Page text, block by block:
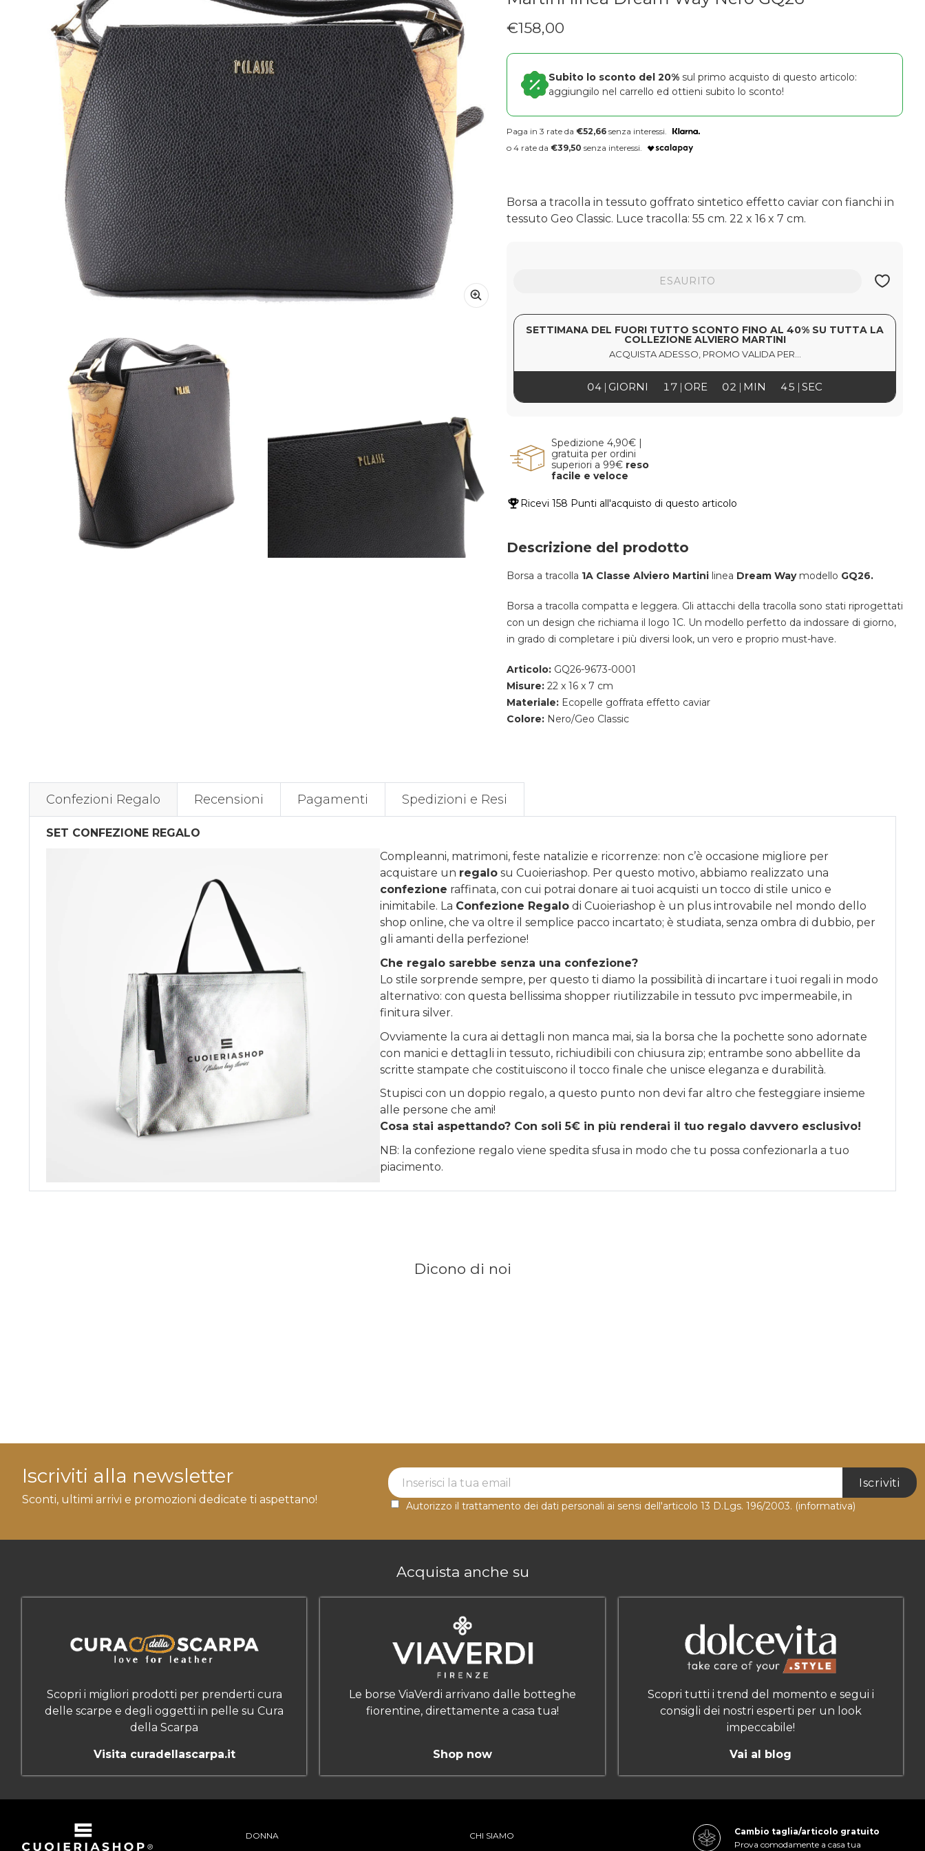
Prezzo regolare
€158,00
Subito lo sconto del 20% sul primo acquisto di questo articolo:
aggiungilo nel carrello ed ottieni subito lo sconto!
Paga in 3 rate da €52,66 senza interessi.
o 4 rate da €39,50 senza interessi.
Borsa a tracolla in tessuto goffrato sintetico effetto caviar con fianchi in
tessuto Geo Classic. Luce tracolla: 55 cm. 22 x 16 x 7 cm.
ESAURITO
SETTIMANA DEL FUORI TUTTO SCONTO FINO AL 40% SU TUTTA LA
COLLEZIONE ALVIERO MARTINI
ACQUISTA ADESSO, PROMO VALIDA PER...
04 17 02 44
GIORNI ORE MIN SEC
Spedizione 4,90€ |
gratuita per ordini
superiori a 99€ reso
facile e veloce
Ricevi 158 Punti all'acquisto di questo articolo
Descrizione del prodotto
Borsa a tracolla 1A Classe Alviero Martini linea Dream Waymodello GQ26.
Borsa a tracolla compatta e leggera. Gli attacchi della tracolla sono stati riprogettati
con un design che richiama il logo 1C. Un modello perfetto da indossare di giorno,
in grado di completare i più diversi look, un vero e proprio must-have.
Articolo: GQ26-9673-0001
Misure: 22 x 16 x 7 cm
Materiale: Ecopelle goffrata effetto caviar
Colore: Nero/Geo Classic
Confezioni Regalo Recensioni Pagamenti Spedizioni e Resi
SET CONFEZIONE REGALO
Compleanni, matrimoni, feste natalizie e ricorrenze: non c’è occasione migliore per
acquistare un regalo su Cuoieriashop. Per questo motivo, abbiamo realizzato una
confezione raffinata, con cui potrai donare ai tuoi acquisti un tocco di stile unico e
inimitabile. La Confezione Regalo di Cuoieriashop è un plus introvabile nel mondo dello
shop online, che va oltre il semplice pacco incartato; è studiata, senza ombra di dubbio, per
gli amanti della perfezione!
Che regalo sarebbe senza una confezione?
Lo stile sorprende sempre, per questo ti diamo la possibilità di incartare i tuoi regali in modo
alternativo: con questa bellissima shopper riutilizzabile in tessuto pvc impermeabile, in
finitura silver.
Ovviamente la cura ai dettagli non manca mai, sia la borsa che la pochette sono adornate
con manici e dettagli in tessuto, richiudibili con chiusura zip; entrambe sono abbellite da
scritte stampate che costituiscono il tocco finale che unisce eleganza e durabilità.
Stupisci con un doppio regalo, a questo punto non devi far altro che festeggiare insieme
alle persone che ami!
Cosa stai aspettando? Con soli 5€ in più renderai il tuo regalo davvero esclusivo!
NB: la confezione regalo viene spedita sfusa in modo che tu possa confezionarla a tuo
piacimento.
Dicono di noi
Iscriviti alla newsletter
Sconti, ultimi arrivi e promozioni dedicate ti aspettano!
Newsletter Label
Iscriviti
Autorizzo il trattamento dei dati personali ai sensi dell'articolo 13 D.Lgs. 196/2003. (informativa)
Acquista anche su
Scopri i migliori prodotti per prenderti cura
delle scarpe e degli oggetti in pelle su Cura
della Scarpa
Visita curadellascarpa.it
Le borse ViaVerdi arrivano dalle botteghe
fiorentine, direttamente a casa tua!
Shop now
Scopri tutti i trend del momento e segui i
consigli dei nostri esperti per un look
impeccabile!
Vai al blog
DONNA CHI SIAMO
Cambio taglia/articolo gratuito
Prova comodamente a casa tua